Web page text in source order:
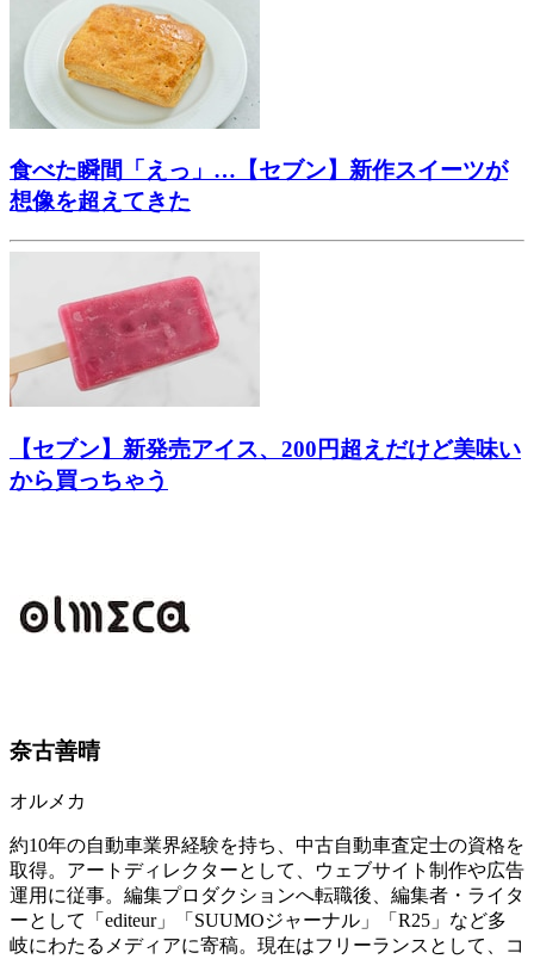
食べた瞬間「えっ」…【セブン】新作スイーツが
想像を超えてきた
【セブン】新発売アイス、200円超えだけど美味い
から買っちゃう
奈古善晴
オルメカ
約10年の自動車業界経験を持ち、中古自動車査定士の資格を
取得。アートディレクターとして、ウェブサイト制作や広告
運用に従事。編集プロダクションへ転職後、編集者・ライタ
ーとして「editeur」「SUUMOジャーナル」「R25」など多
岐にわたるメディアに寄稿。現在はフリーランスとして、コ